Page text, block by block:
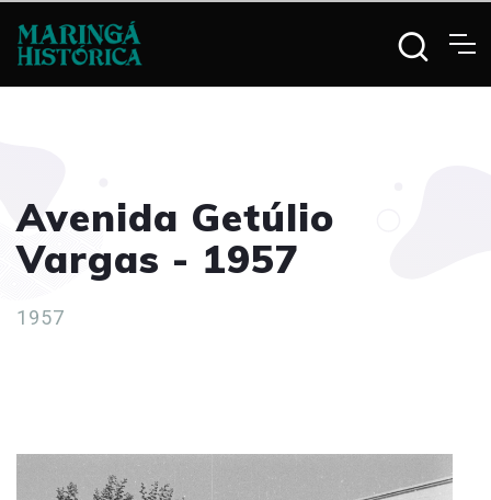
Avenida Getúlio
Vargas - 1957
1957